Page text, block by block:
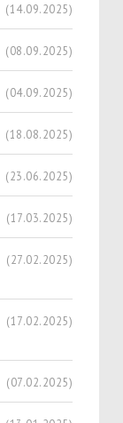
(14.09.2025)
(08.09.2025)
(04.09.2025)
(18.08.2025)
(23.06.2025)
(17.03.2025)
(27.02.2025)
(17.02.2025)
(07.02.2025)